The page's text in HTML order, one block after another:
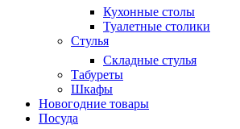
Кухонные столы
Туалетные столики
Стулья
Складные стулья
Табуреты
Шкафы
Новогодние товары
Посуда